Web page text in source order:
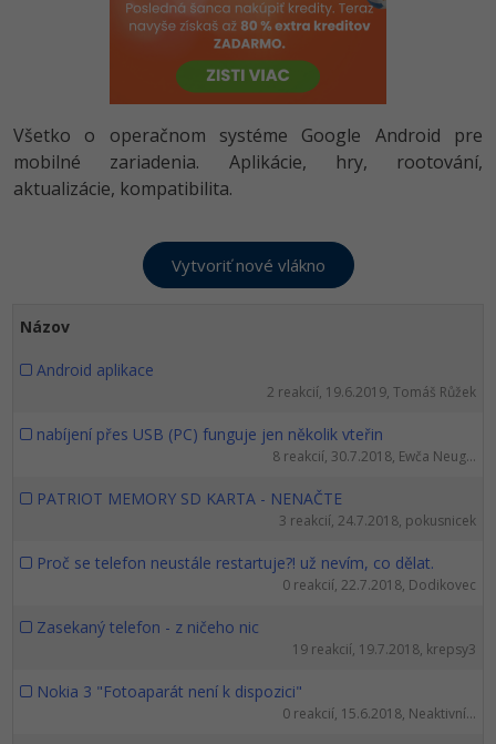
Python -80%
JavaScript -80%
PHP -80%
C++ -80%
Kotlin -80%
SQL
UML -80%
WordPress
UX
Business
Copywriting
MS Office -80%
Linux a UNIX
Siete
Photoshop -80%
Adobe Illustrator -80%
Adobe Lightroom -30%
Adobe XD -15%
Adobe InDesign -25%
-80%
Video
Ostatné
Všetko o operačnom systéme Google Android pre
mobilné zariadenia. Aplikácie, hry, rootování,
aktualizácie, kompatibilita.
Názov
Android aplikace
2 reakcií, 19.6.2019, Tomáš Růžek
nabíjení přes USB (PC) funguje jen několik vteřin
8 reakcií, 30.7.2018, Ewča Neug...
PATRIOT MEMORY SD KARTA - NENAČTE
3 reakcií, 24.7.2018, pokusnicek
Proč se telefon neustále restartuje?! už nevím, co dělat.
0 reakcií, 22.7.2018, Dodikovec
Zasekaný telefon - z ničeho nic
19 reakcií, 19.7.2018, krepsy3
Nokia 3 "Fotoaparát není k dispozici"
0 reakcií, 15.6.2018, Neaktivní...